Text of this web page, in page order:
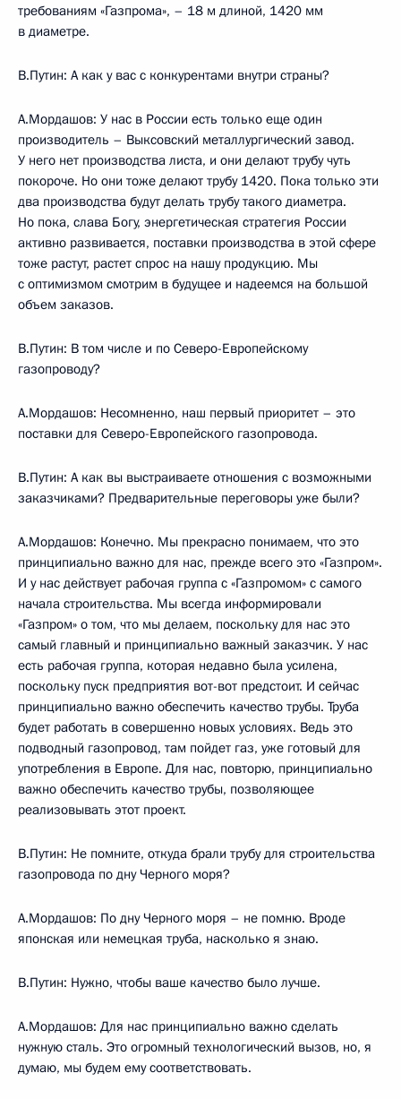
требованиям «Газпрома», – 18 м длиной, 1420 мм
в диаметре.
В.Путин: А как у вас с конкурентами внутри страны?
А.Мордашов: У нас в России есть только еще один
производитель – Выксовский металлургический завод.
У него нет производства листа, и они делают трубу чуть
покороче. Но они тоже делают трубу 1420. Пока только эти
два производства будут делать трубу такого диаметра.
Но пока, слава Богу, энергетическая стратегия России
активно развивается, поставки производства в этой сфере
тоже растут, растет спрос на нашу продукцию. Мы
с оптимизмом смотрим в будущее и надеемся на большой
объем заказов.
В.Путин: В том числе и по Северо-Европейскому
газопроводу?
А.Мордашов: Несомненно, наш первый приоритет – это
поставки для Северо-Европейского газопровода.
В.Путин: А как вы выстраиваете отношения с возможными
заказчиками? Предварительные переговоры уже были?
А.Мордашов: Конечно. Мы прекрасно понимаем, что это
принципиально важно для нас, прежде всего это «Газпром».
И у нас действует рабочая группа с «Газпромом» с самого
начала строительства. Мы всегда информировали
«Газпром» о том, что мы делаем, поскольку для нас это
самый главный и принципиально важный заказчик. У нас
есть рабочая группа, которая недавно была усилена,
поскольку пуск предприятия вот-вот предстоит. И сейчас
принципиально важно обеспечить качество трубы. Труба
будет работать в совершенно новых условиях. Ведь это
подводный газопровод, там пойдет газ, уже готовый для
употребления в Европе. Для нас, повторю, принципиально
важно обеспечить качество трубы, позволяющее
реализовывать этот проект.
В.Путин: Не помните, откуда брали трубу для строительства
газопровода по дну Черного моря?
А.Мордашов: По дну Черного моря – не помню. Вроде
японская или немецкая труба, насколько я знаю.
В.Путин: Нужно, чтобы ваше качество было лучше.
А.Мордашов: Для нас принципиально важно сделать
нужную сталь. Это огромный технологический вызов, но, я
думаю, мы будем ему соответствовать.